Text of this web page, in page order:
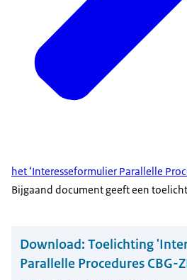
het ‘Interesseformulier Parallelle
Bijgaand document geeft een
Download: Toelichting
Parallelle Procedures CBG-